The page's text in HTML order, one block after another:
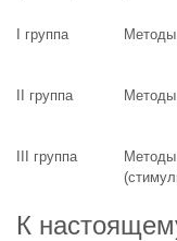
I группа
II группа
III группа
К